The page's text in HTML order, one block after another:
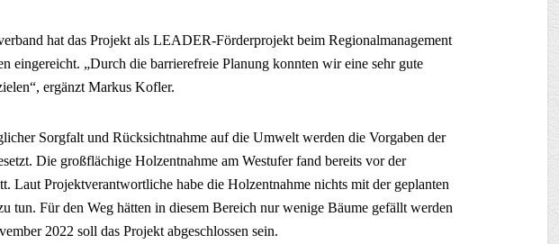
hat das Projekt als LEADER-Förderprojekt beim Regionalmanagement
eingereicht. „Durch die barrierefreie Planung konnten wir eine sehr gute
ergänzt Markus Kofler.
Sorgfalt und Rücksichtnahme auf die Umwelt werden die Vorgaben der
Die großflächige Holzentnahme am Westufer fand bereits vor der
Laut Projektverantwortliche habe die Holzentnahme nichts mit der geplanten
tun. Für den Weg hätten in diesem Bereich nur wenige Bäume gefällt werden
2022 soll das Projekt abgeschlossen sein.